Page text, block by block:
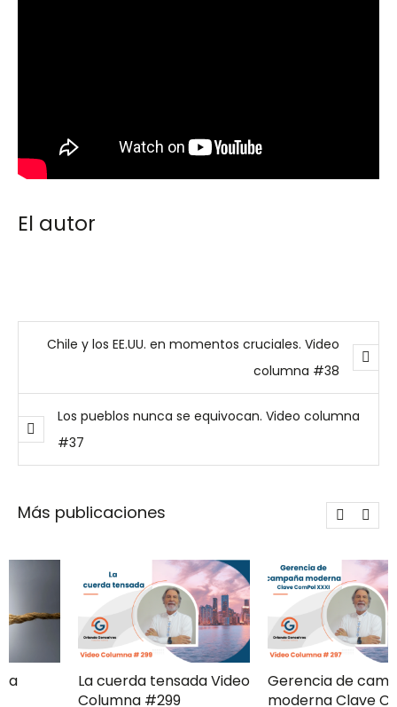
El autor
Chile y los EE.UU. en momentos cruciales. Video
columna #38
Los pueblos nunca se equivocan. Video columna
#37
Más publicaciones
La cuerda tensada Video
Columna #299
Gerencia de campaña
moderna Clave ComPol